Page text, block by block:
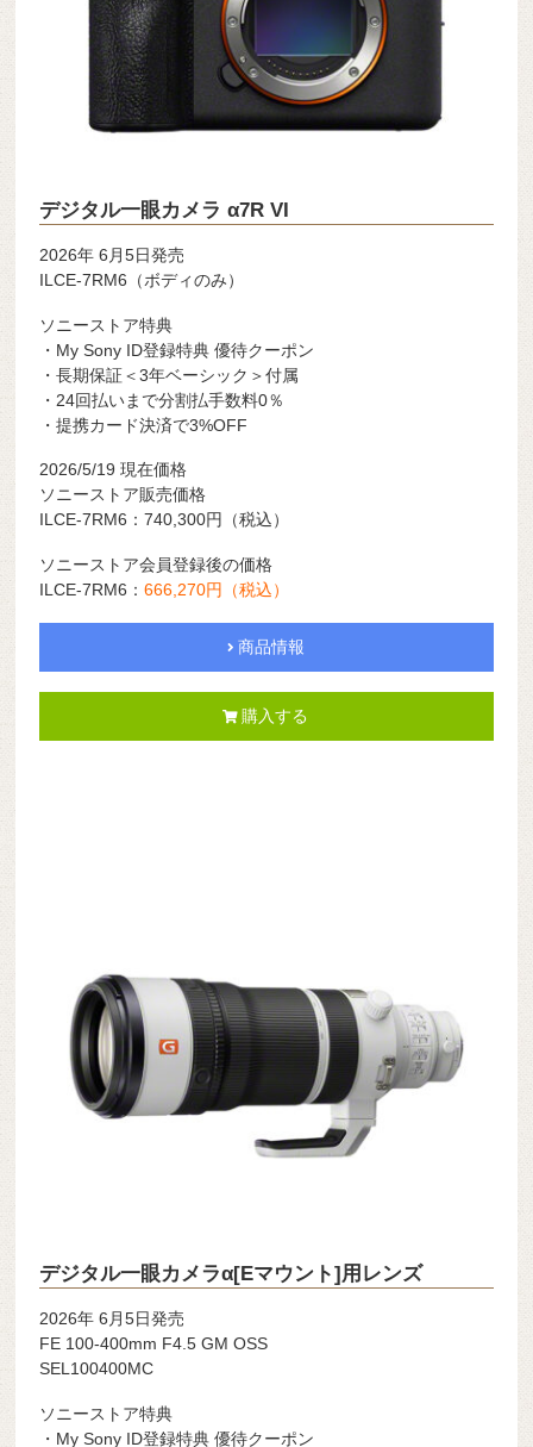
デジタル一眼カメラ α7R VI
2026年 6月5日発売
ILCE-7RM6（ボディのみ）
ソニーストア特典
・My Sony ID登録特典 優待クーポン
・長期保証＜3年ベーシック＞付属
・24回払いまで分割払手数料0％
・提携カード決済で3%OFF
2026/5/19 現在価格
ソニーストア販売価格
ILCE-7RM6：740,300円（税込）
ソニーストア会員登録後の価格
ILCE-7RM6：666,270円（税込）
商品情報
購入する
デジタル一眼カメラα[Eマウント]用レンズ
2026年 6月5日発売
FE 100-400mm F4.5 GM OSS
SEL100400MC
ソニーストア特典
・My Sony ID登録特典 優待クーポン